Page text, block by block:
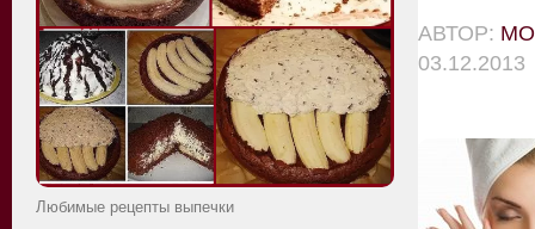
АВТОР:
03.12.2013
Любимые рецепты выпечки